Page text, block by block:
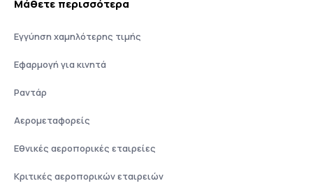
Μάθετε περισσότερα
Εγγύηση χαμηλότερης τιμής
Εφαρμογή για κινητά
Ραντάρ
Αερομεταφορείς
Εθνικές αεροπορικές εταιρείες
Κριτικές αεροπορικών εταιρειών